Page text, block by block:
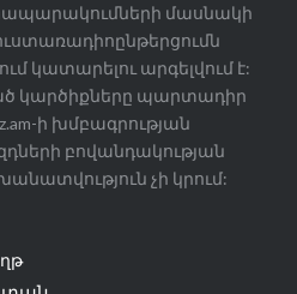
մասնակի
կատարելու արգելվում է:
կարծիքները պարտադիր
ի խմբագրության
բովանդակության
չի կրում: